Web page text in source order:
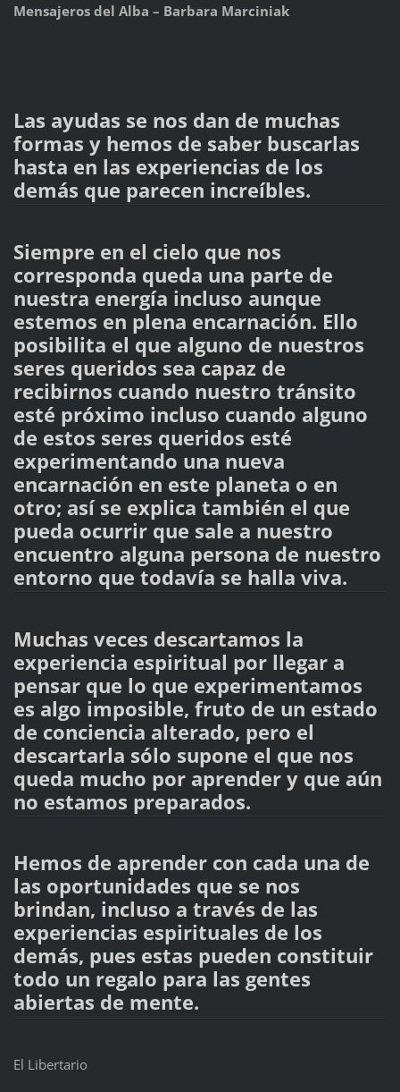
Mensajeros del Alba – Barbara Marciniak
Las ayudas se nos dan de muchas
formas y hemos de saber buscarlas
hasta en las experiencias de los
demás que parecen increíbles.
Siempre en el cielo que nos
corresponda queda una parte de
nuestra energía incluso aunque
estemos en plena encarnación. Ello
posibilita el que alguno de nuestros
seres queridos sea capaz de
recibirnos cuando nuestro tránsito
esté próximo incluso cuando alguno
de estos seres queridos esté
experimentando una nueva
encarnación en este planeta o en
otro; así se explica también el que
pueda ocurrir que sale a nuestro
encuentro alguna persona de nuestro
entorno que todavía se halla viva.
Muchas veces descartamos la
experiencia espiritual por llegar a
pensar que lo que experimentamos
es algo imposible, fruto de un estado
de conciencia alterado, pero el
descartarla sólo supone el que nos
queda mucho por aprender y que aún
no estamos preparados.
Hemos de aprender con cada una de
las oportunidades que se nos
brindan, incluso a través de las
experiencias espirituales de los
demás, pues estas pueden constituir
todo un regalo para las gentes
abiertas de mente.
El Libertario